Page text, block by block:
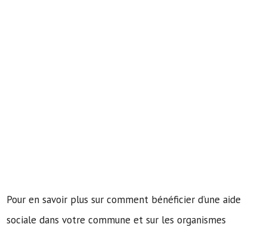
Pour en savoir plus sur comment bénéficier d’une aide
sociale dans votre commune et sur les organismes